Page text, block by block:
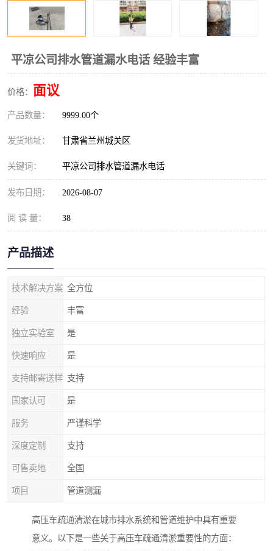
平凉公司排水管道漏水电话 经验丰富
价格： 面议
产品数量： 9999.00个
发货地址： 甘肃省兰州城关区
关键词： 平凉公司排水管道漏水电话
发布日期： 2026-08-07
阅 读 量： 38
产品描述
技术解决方案 全方位
经验 丰富
独立实验室 是
快速响应 是
支持邮寄送样 支持
国家认可 是
服务 严谨科学
深度定制 支持
可售卖地 全国
项目 管道测漏
高压车疏通清淤在城市排水系统和管道维护中具有重要
意义。以下是一些关于高压车疏通清淤重要性的方面：